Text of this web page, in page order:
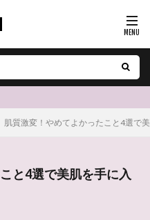
肌質激変！やめてよかったこと4選で
と4選で美肌を手に入